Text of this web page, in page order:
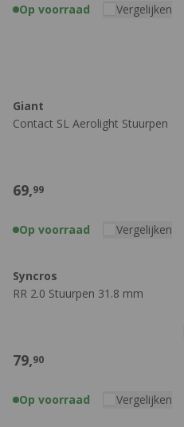
Op voorraad Vergelijken
Giant
Contact SL Aerolight Stuurpen
69,99
Op voorraad Vergelijken
Syncros
RR 2.0 Stuurpen 31.8 mm
79,90
Op voorraad Vergelijken